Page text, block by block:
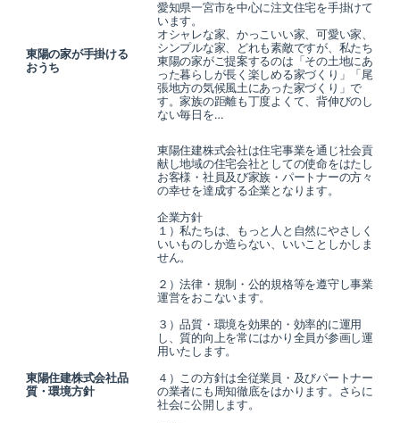
東陽の家が手掛ける
おうち
愛知県一宮市を中心に注文住宅を手掛けて
います。
オシャレな家、かっこいい家、可愛い家、
シンプルな家、どれも素敵ですが、私たち
東陽の家がご提案するのは「その土地にあ
った暮らしが長く楽しめる家づくり」「尾
張地方の気候風土にあった家づくり」で
す。家族の距離も丁度よくて、背伸びのし
ない毎日を…
東陽住建株式会社品
質・環境方針
東陽住建株式会社は住宅事業を通じ社会貢
献し地域の住宅会社としての使命をはたし
お客様・社員及び家族・パートナーの方々
の幸せを達成する企業となります。
企業方針
１）私たちは、もっと人と自然にやさしく
いいものしか造らない、いいことしかしま
せん。
２）法律・規制・公的規格等を遵守し事業
運営をおこないます。
３）品質・環境を効果的・効率的に運用
し、質的向上を常にはかり全員が参画し運
用いたします。
４）この方針は全従業員・及びパートナー
の業者にも周知徹底をはかります。さらに
社会に公開します。